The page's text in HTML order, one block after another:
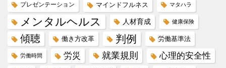
プレゼンテーション マインドフルネス マタハラ
メンタルヘルス 人材育成 健康保険
傾聴 働き方改革 判例 労働基準法
労働時間 労災 就業規則 心理的安全性